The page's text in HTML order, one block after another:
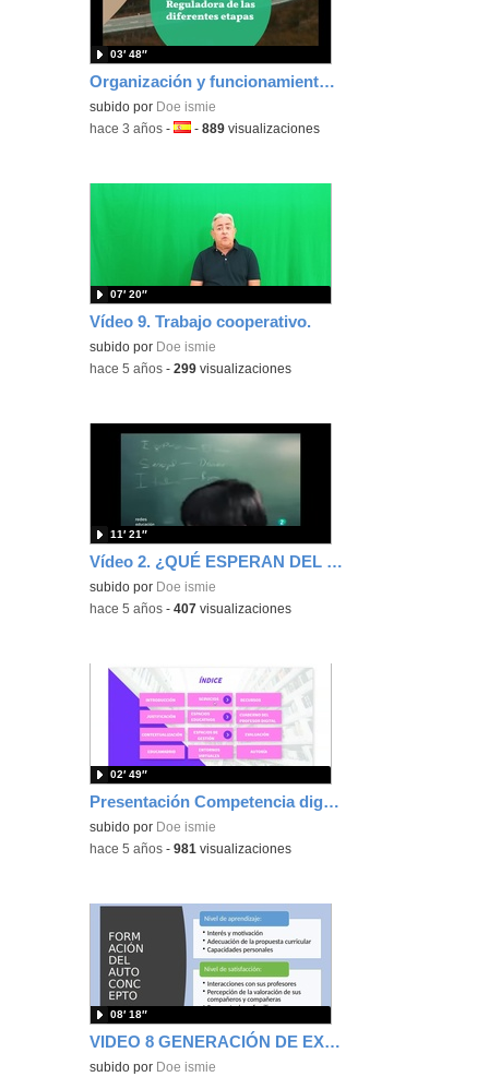
Organización y funcionamiento de centros públicos
subido por Doe ismie
03′ 48″
-hace 3 años -Idioma:
-889 visualizaciones
Vídeo 9. Trabajo cooperativo.
subido por Doe ismie
07′ 20″
-hace 5 años -299 visualizaciones
Vídeo 2. ¿QUÉ ESPERAN DEL PROFESOR SUS ALUMNOS?
subido por Doe ismie
11′ 21″
-hace 5 años -407 visualizaciones
Presentación Competencia digital docente curso Mi primer año
subido por Doe ismie
02′ 49″
-hace 5 años -981 visualizaciones
VIDEO 8 GENERACIÓN DE EXPECTATIVAS
subido por Doe ismie
08′ 18″